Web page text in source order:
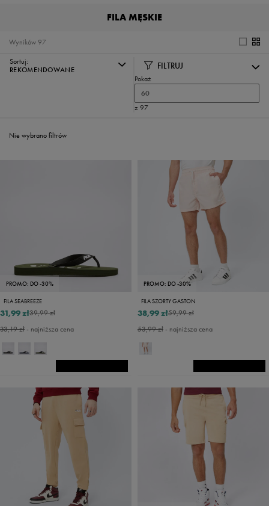
FILA MĘSKIE
97
Wyników
Sortuj:
REKOMENDOWANE
FILTRUJ
Pokaż
60
z 97
Nie wybrano filtrów
PROMO: DO -30%
FILA SEABREEZE
39,99 zł
31,99 zł
33,19 zł- najniższa cena
PROMO: DO -30%
FILA SZORTY GASTON
59,99 zł
38,99 zł
53,99 zł- najniższa cena